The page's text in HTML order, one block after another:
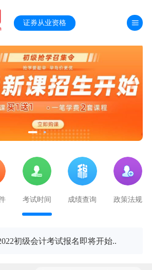
证券从业资格
考试时间 成绩查询 政策法规
初级会计考试报名即将开始..